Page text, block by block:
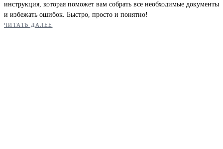
инструкция, которая поможет вам собрать все необходимые документы
и избежать ошибок. Быстро, просто и понятно!
ЧИТАТЬ ДАЛЕЕ